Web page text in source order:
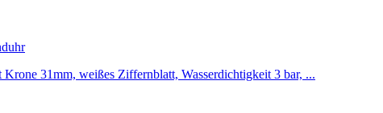
Krone 31mm, weißes Ziffernblatt, Wasserdichtigkeit 3 bar, ...